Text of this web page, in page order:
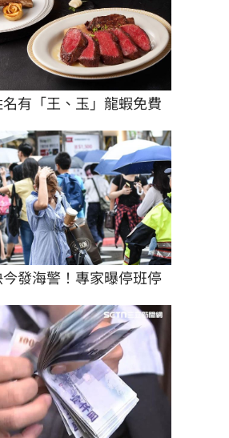
有「王、玉」龍蝦免費
發海警！專家曝停班停